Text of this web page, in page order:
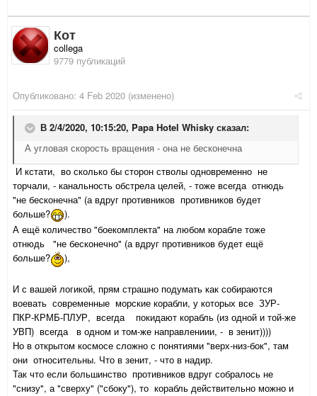
Кот
collega
9779 публикаций
Опубликовано: 4 Feb 2020 (изменено)
В 2/4/2020, 10:15:20, Papa Hotel Whisky сказал:
А угловая скорость вращения - она не бесконечна
И кстати, во сколько бы сторон стволы одновременно не
торчали, - канальность обстрела целей, - тоже всегда отнюдь
"не бесконечна" (а вдруг противников противников будет
больше?
).
А ещё количество "боекомплекта" на любом корабле тоже
отнюдь "не бесконечно" (а вдруг противников будет ещё
больше?
),
И с вашей логикой, прям страшно подумать как собираются
воевать современные морские корабли, у которых все ЗУР-
ПКР-КРМБ-ПЛУР, всегда покидают корабль (из одной и той-же
УВП) всегда в одном и том-же направлениии, - в зенит))))
Но в открытом космосе сложно с понятиями "верх-низ-бок", там
они относительны. Что в зенит, - что в надир.
Так что если большинство противников вдруг собралось не
"снизу", а "сверху" ("сбоку"), то корабль действительно можно и